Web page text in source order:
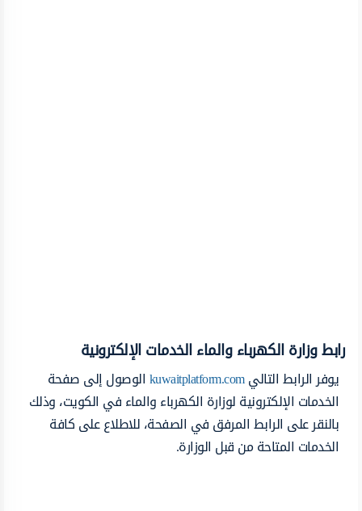
رابط وزارة الكهرباء والماء الخدمات الإلكترونية
يوفر الرابط التاليkuwaitplatform.comالوصول إلى صفحة
الخدمات الإلكترونية لوزارة الكهرباء والماء في الكويت، وذلك
بالنقر على الرابط المرفق في الصفحة، للاطلاع على كافة
الخدمات المتاحة من قبل الوزارة.